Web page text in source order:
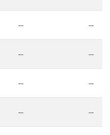
-- --
-- --
-- --
-- --